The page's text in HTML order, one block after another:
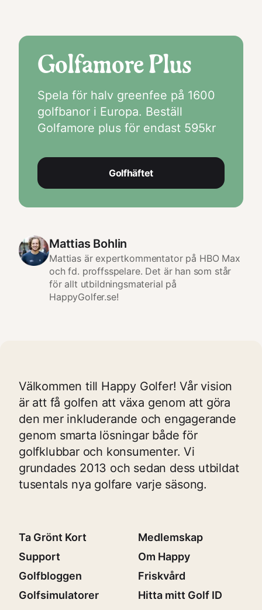
Golfamore Plus
Spela för halv greenfee på 1600
golfbanor i Europa. Beställ
Golfamore plus för endast 595kr
Golfhäftet
Mattias Bohlin
Mattias är expertkommentator på HBO Max
och fd. proffsspelare. Det är han som står
för allt utbildningsmaterial på
HappyGolfer.se!
Välkommen till Happy Golfer! Vår vision
är att få golfen att växa genom att göra
den mer inkluderande och engagerande
genom smarta lösningar både för
golfklubbar och konsumenter. Vi
grundades 2013 och sedan dess utbildat
tusentals nya golfare varje säsong.
Ta Grönt Kort
Medlemskap
Support
Om Happy
Golfbloggen
Friskvård
Golfsimulatorer
Hitta mitt Golf ID